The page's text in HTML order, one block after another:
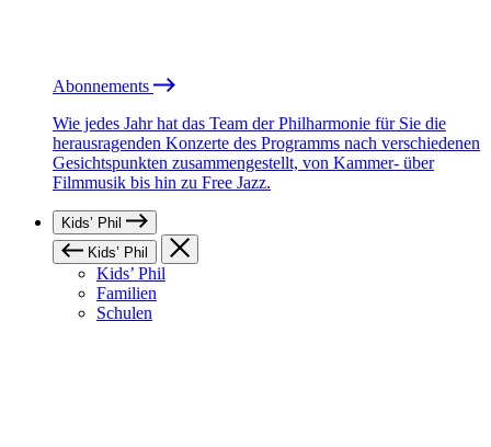
Abonnements
Wie jedes Jahr hat das Team der Philharmonie für Sie die
herausragenden Konzerte des Programms nach verschiedenen
Gesichtspunkten zusammengestellt, von Kammer- über
Filmmusik bis hin zu Free Jazz.
Kids’ Phil
Kids’ Phil
Kids’ Phil
Familien
Schulen